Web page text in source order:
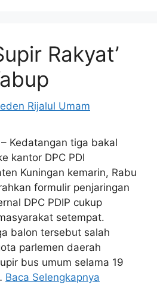
Rakyat’
Rijalul Umam
Kedatangan tiga bakal
kantor DPC PDI
Kuningan kemarin, Rabu
formulir penjaringan
DPC PDIP cukup
setempat.
balon tersebut salah
parlemen daerah
bus umum selama 19
Baca Selengkapnya